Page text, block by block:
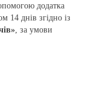
додатка
14 днів згідно із
, за умови